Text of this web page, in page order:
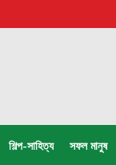
শিল্প-সাহিত্য সফল মানুষ